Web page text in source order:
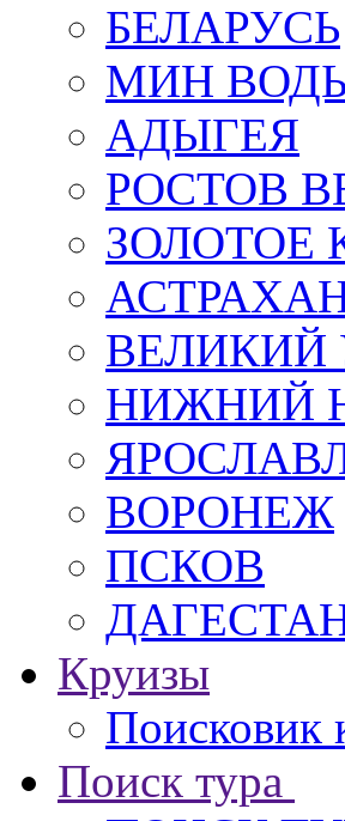
БЕЛАРУСЬ
МИН
АДЫГЕЯ
РОСТОВ
ЗОЛОТОЕ
ВЕЛИКИЙ
НИЖНИЙ
ВОРОНЕЖ
ПСКОВ
Круизы
Поисковик
Поиск тура